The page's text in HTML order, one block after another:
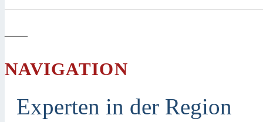
—
NAVIGATION
Experten in der Region